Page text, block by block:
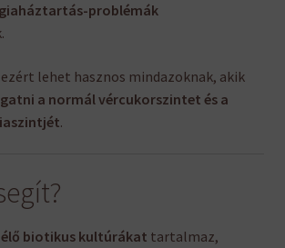
problémák
lehet hasznos mindazoknak, akik
a normál vércukorszintet és a
.
élő biotikus kultúrákat tartalmaz,